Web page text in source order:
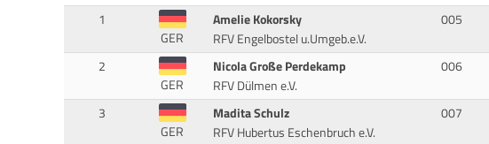
1
GER
Amelie Kokorsky
RFV Engelbostel u.Umgeb.e.V.
005
2
GER
Nicola Große Perdekamp
RFV Dülmen e.V.
006
3
GER
Madita Schulz
RFV Hubertus Eschenbruch e.V.
007